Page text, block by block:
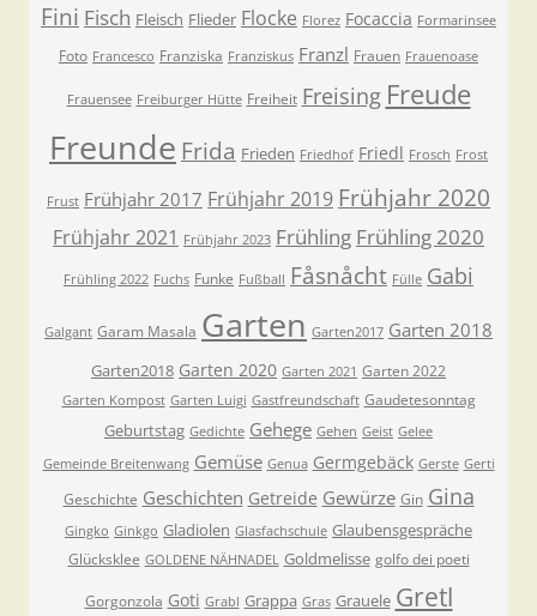
Fini Fisch Fleisch Flieder Flocke Florez Focaccia Formarinsee
Foto Francesco Franziska Franziskus Franzl Frauen Frauenoase
Frauensee Freiburger Hütte Freiheit Freising Freude
Freunde Frida Frieden Friedhof Friedl Frosch Frost
Frust Frühjahr 2017 Frühjahr 2019 Frühjahr 2020
Frühjahr 2021 Frühjahr 2023 Frühling Frühling 2020
Frühling 2022 Fuchs Funke Fußball Fåsnåcht Fülle Gabi
Galgant Garam Masala Garten Garten2017 Garten 2018
Garten2018 Garten 2020 Garten 2021 Garten 2022
Garten Kompost Garten Luigi Gastfreundschaft Gaudetesonntag
Geburtstag Gedichte Gehege Gehen Geist Gelee
Gemeinde Breitenwang Gemüse Genua Germgebäck Gerste Gerti
Geschichte Geschichten Getreide Gewürze Gin Gina
Gingko Ginkgo Gladiolen Glasfachschule Glaubensgespräche
Glücksklee GOLDENE NÄHNADEL Goldmelisse golfo dei poeti
Gorgonzola Goti Grabl Grappa Gras Grauele Gretl